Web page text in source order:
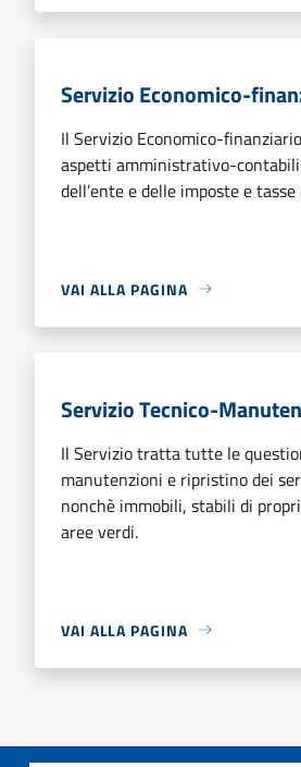
Servizio Economico-
Il Servizio Economico-
aspetti amministrativo-
dell’ente e delle imposte e
VAI ALLA PAGINA
Servizio Tecnico-
Il Servizio tratta tutte le
manutenzioni e ripristino dei
nonchè immobili, stabili di
aree verdi.
VAI ALLA PAGINA